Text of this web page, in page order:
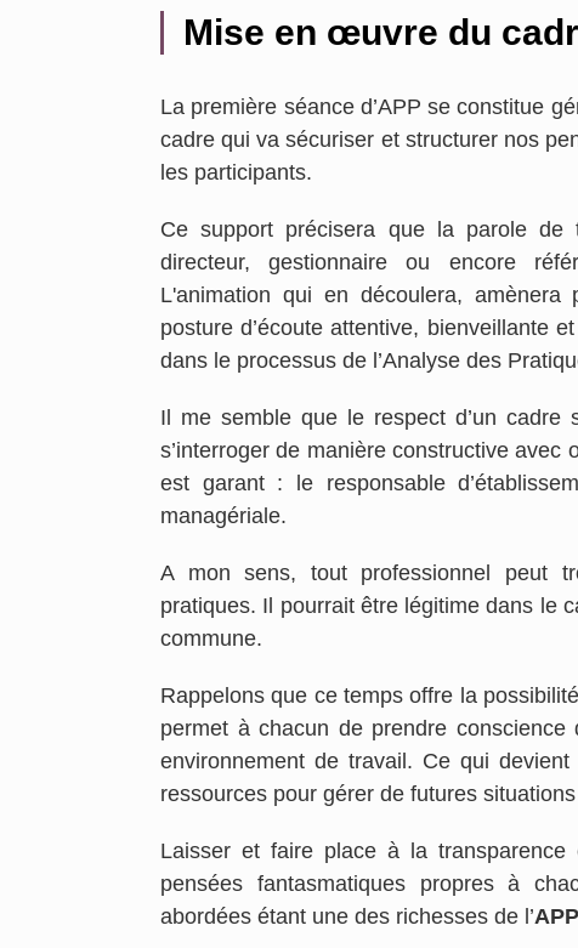
Mise en œuvre du
La première séance d’APP se constitue
cadre qui va sécuriser et structurer nos
les participants.
Ce support précisera que la parole de
directeur, gestionnaire ou encore
L'animation qui en découlera, amènera
posture d’écoute attentive, bienveillante
dans le processus de l’Analyse des
Il me semble que le respect d’un cadre
s’interroger de manière constructive avec
est garant : le responsable
managériale.
A mon sens, tout professionnel peut
pratiques. Il pourrait être légitime dans le
commune.
Rappelons que ce temps offre la
permet à chacun de prendre
environnement de travail. Ce qui
ressources pour gérer de futures
Laisser et faire place à la
pensées fantasmatiques propres à
abordées étant une des richesses de l’APP